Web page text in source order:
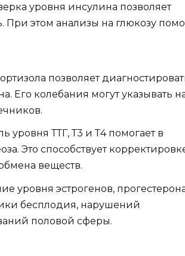
уровня инсулина позволяет
При этом анализы на глюкозу
позволяет
колебания могут указывать
уровня ТТГ, Т3 и Т4 помогает в
Это способствует
веществ.
уровня эстрогенов,
бесплодия, нарушений
половой сферы.